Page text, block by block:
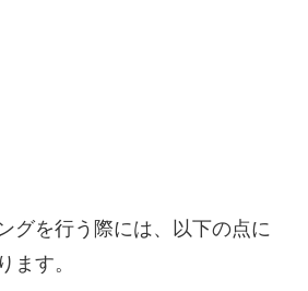
グを行う際には、以下の点に
ます。